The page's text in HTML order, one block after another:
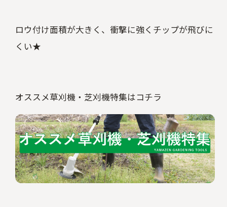
ロウ付け面積が大きく、衝撃に強くチップが飛びに
くい★
オススメ草刈機・芝刈機特集はコチラ